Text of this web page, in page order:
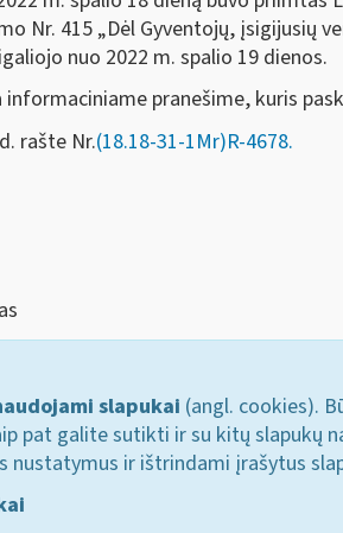
Nr. 415 „Dėl Gyventojų,
nuo 2022 m. spalio 19 dienos.
pranešime, kuris
rašte Nr.(18.18-31-1Mr)R-4678.
slapukai (angl. cookies).
pat galite sutikti ir su kitų slapukų
nustatymus ir ištrindami įrašytus